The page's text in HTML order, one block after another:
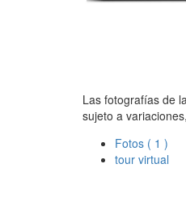
Las fotografías de
sujeto a
Fotos ( 1 )
tour virtual